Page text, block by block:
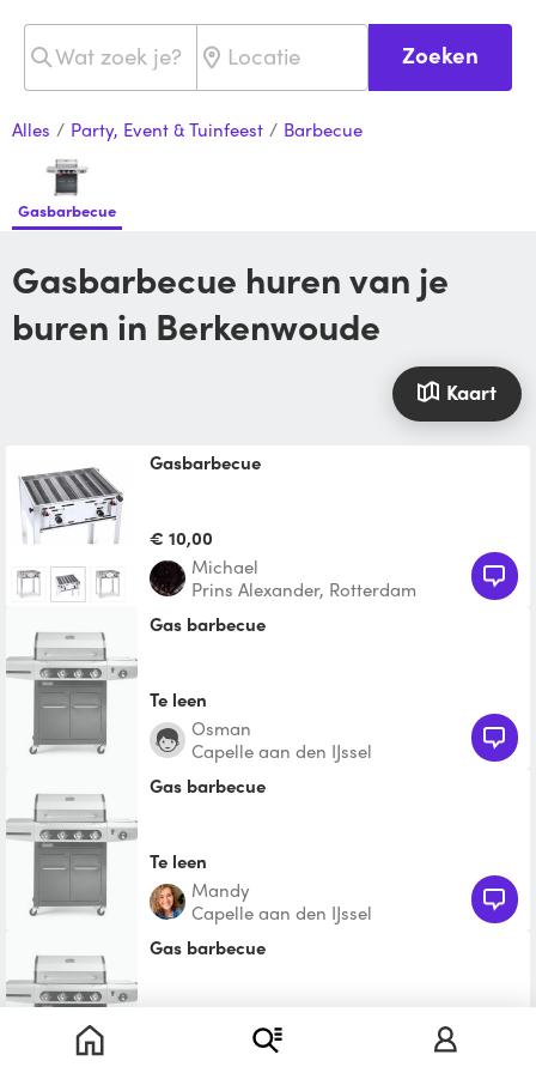
Zoeken
Alles / Party, Event & Tuinfeest / Barbecue
Gasbarbecue
Gasbarbecue huren van je
buren in Berkenwoude
Kaart
gasbarbecue
€ 10,00
Michael
Prins Alexander, Rotterdam
gas barbecue
Te leen
Osman
Capelle aan den IJssel
gas barbecue
Te leen
Mandy
Capelle aan den IJssel
gas barbecue